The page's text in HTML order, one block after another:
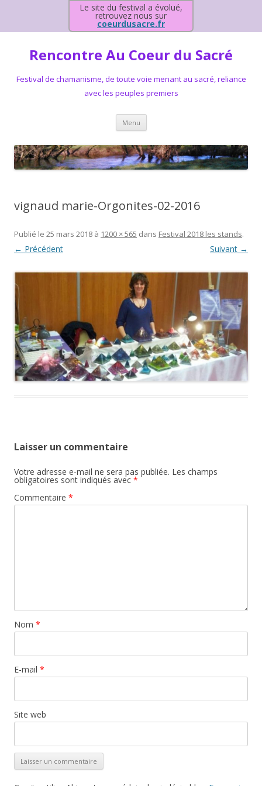
Le site du festival a évolué,
retrouvez nous sur
coeurdusacre.fr
Rencontre Au Coeur du Sacré
Festival de chamanisme, de toute voie menant au sacré, reliance
avec les peuples premiers
Menu Aller au contenu principal
vignaud marie-Orgonites-02-2016
Publié le 25 mars 2018 à 1200 × 565 dans Festival 2018 les stands.
← Précédent Suivant →
Laisser un commentaire
Votre adresse e-mail ne sera pas publiée. Les champs
obligatoires sont indiqués avec *
Commentaire *
Nom *
E-mail *
Site web